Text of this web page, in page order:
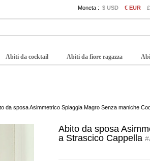
Moneta : $ USD € EUR
Abiti da cocktail Abiti da fiore ragazza
da sposa Asimmetrico Spiaggia Magro Senza maniche
Abito da sposa
a Strascico Cappella